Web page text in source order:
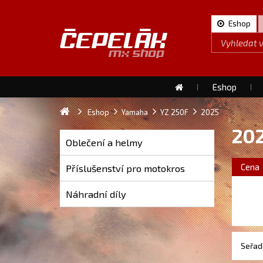
Eshop
Eshop
Eshop Yamaha YZ 250F 2025
Oblečení a helmy
Příslušenství pro motokros
Náhradní díly
Cena